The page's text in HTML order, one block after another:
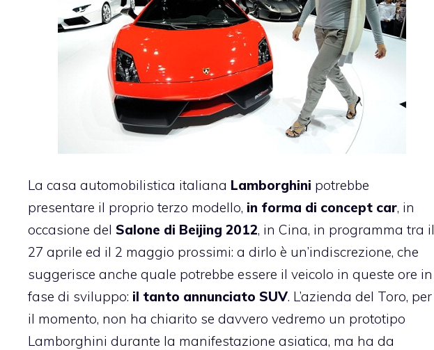
La casa automobilistica italiana Lamborghini potrebbe
presentare il proprio terzo modello, in forma di concept car, in
occasione del Salone di Beijing 2012, in Cina, in programma tra il
27 aprile ed il 2 maggio prossimi: a dirlo è un’indiscrezione, che
suggerisce anche quale potrebbe essere il veicolo in queste ore in
fase di sviluppo: il tanto annunciato SUV. L’azienda del Toro, per
il momento, non ha chiarito se davvero vedremo un prototipo
Lamborghini durante la manifestazione asiatica, ma ha da